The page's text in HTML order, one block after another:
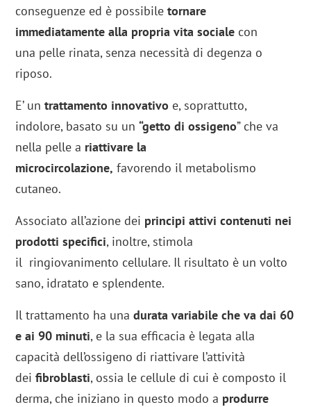
conseguenze ed è possibiletornare
immediatamente alla propria vita sociale con
una pelle rinata, senza necessità di degenza o
riposo.
E’ untrattamento innovativo e, soprattutto,
indolore, basato su un“getto di ossigeno” che va
nella pelle a riattivare la
microcircolazione, favorendo il metabolismo
cutaneo.
Associato all’azione dei principi attivi contenuti nei
prodotti specifici, inoltre, stimola
il ringiovanimento cellulare. Il risultato è un volto
sano, idratato e splendente.
Il trattamento ha unadurata variabile che va dai 60
e ai 90 minuti, e la sua efficacia è legata alla
capacità dell’ossigeno di riattivare l’attività
deifibroblasti, ossia le cellule di cui è composto il
derma, che iniziano in questo modo a produrre